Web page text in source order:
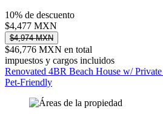
10% de descuento
$4,477 MXN
$4,974 MXN
$46,776 MXN en total
impuestos y cargos incluidos
Renovated 4BR Beach House w/
Pet-Friendly